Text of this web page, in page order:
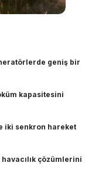
geniş bir
kapasitesini
iki senkron hareket
çözümlerini